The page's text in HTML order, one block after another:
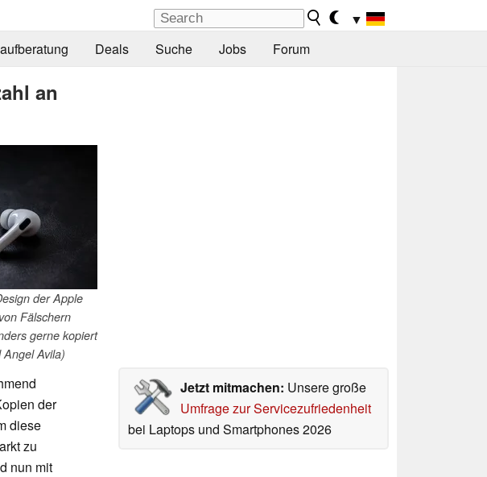
▼
Deals Suche Jobs Forum
an
der Apple
Fälschern
gerne kopiert
Avila)
Jetzt mitmachen: Unsere große
Umfrage zur Servicezufriedenheit
bei Laptops und Smartphones 2026
der
diese
zu
nun mit